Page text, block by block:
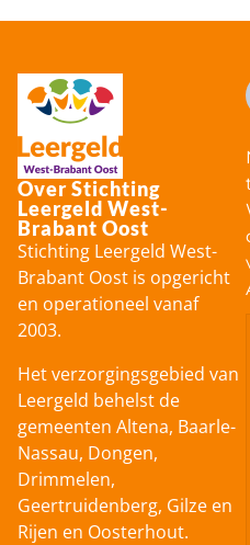
Over Stichting
Leergeld West-
Brabant Oost
Stichting Leergeld West-
Brabant Oost is opgericht
en operationeel vanaf
2003.
Het verzorgingsgebied van
Leergeld behelst de
gemeenten Altena, Baarle-
Nassau, Dongen,
Drimmelen,
Geertruidenberg, Gilze en
Rijen en Oosterhout.